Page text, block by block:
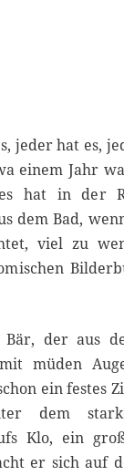
jeder hat es,
einem Jahr
hat in der
dem Bad,
viel zu
der aus
müden
ein festes
dem
Klo, ein
er sich auf